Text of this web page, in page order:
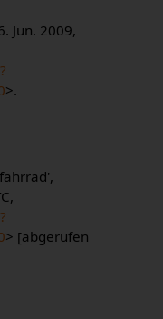
Jun. 2009,
>.
> [abgerufen